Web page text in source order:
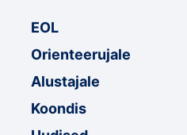
EOL
Orienteerujale
Alustajale
Koondis